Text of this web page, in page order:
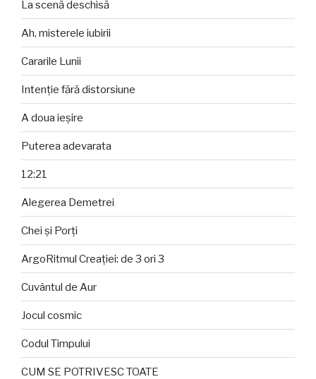
La scenă deschisă
Ah, misterele iubirii
Cararile Lunii
Intenție fără distorsiune
A doua ieșire
Puterea adevarata
12:21
Alegerea Demetrei
Chei și Porți
ArgoRitmul Creației: de 3 ori 3
Cuvântul de Aur
Jocul cosmic
Codul Timpului
CUM SE POTRIVESC TOATE